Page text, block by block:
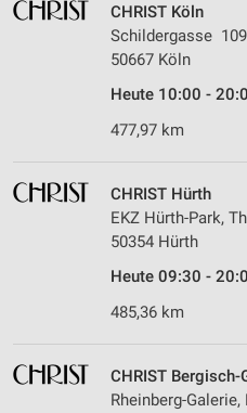
CHRIST Köln
Schildergasse 109
50667 Köln
Heute 10:00 -
477,97 km
CHRIST Hürth
EKZ Hürth-Park,
50354 Hürth
Heute 09:30 -
485,36 km
CHRIST Bergisch-
Rheinberg-